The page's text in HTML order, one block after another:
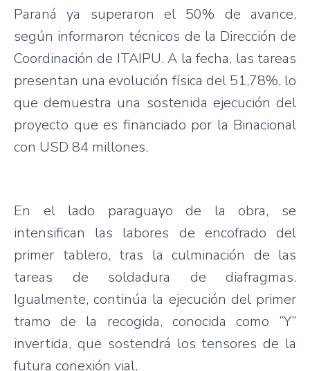
Paraná ya superaron el 50% de avance,
según informaron técnicos de la Dirección de
Coordinación de ITAIPU. A la fecha, las tareas
presentan una evolución física del 51,78%, lo
que demuestra una sostenida ejecución del
proyecto que es financiado por la Binacional
con USD 84 millones.
En el lado paraguayo de la obra, se
intensifican las labores de encofrado del
primer tablero, tras la culminación de las
tareas de soldadura de diafragmas.
Igualmente, continúa la ejecución del primer
tramo de la recogida, conocida como “Y”
invertida, que sostendrá los tensores de la
futura conexión vial.